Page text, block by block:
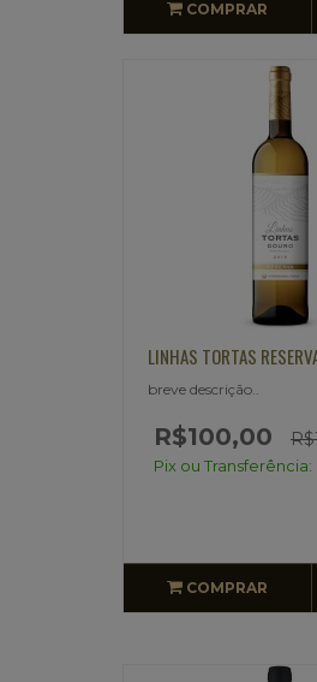
COMPRAR
LINHAS TORTAS
breve descrição..
R$100,00
Pix ou Transferência:
COMPRAR